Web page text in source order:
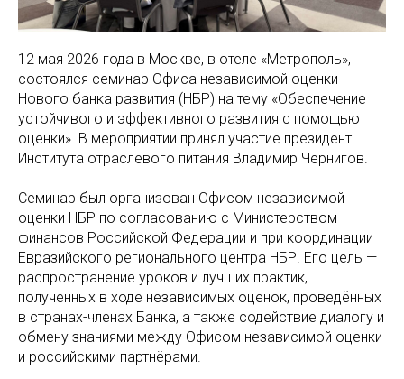
12 мая 2026 года в Москве, в отеле «Метрополь»,
состоялся семинар Офиса независимой оценки
Нового банка развития (НБР) на тему «Обеспечение
устойчивого и эффективного развития с помощью
оценки». В мероприятии принял участие президент
Института отраслевого питания Владимир Чернигов.
Семинар был организован Офисом независимой
оценки НБР по согласованию с Министерством
финансов Российской Федерации и при координации
Евразийского регионального центра НБР. Его цель —
распространение уроков и лучших практик,
полученных в ходе независимых оценок, проведённых
в странах-членах Банка, а также содействие диалогу и
обмену знаниями между Офисом независимой оценки
и российскими партнёрами.